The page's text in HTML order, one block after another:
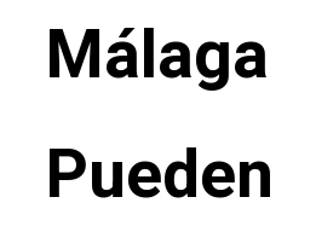
Málaga
Pueden